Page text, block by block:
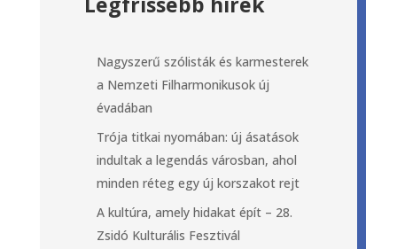
Nagyszerű szólisták és karmesterek
a Nemzeti Filharmonikusok új
évadában
Trója titkai nyomában: új ásatások
indultak a legendás városban, ahol
minden réteg egy új korszakot rejt
A kultúra, amely hidakat épít – 28.
Zsidó Kulturális Fesztivál